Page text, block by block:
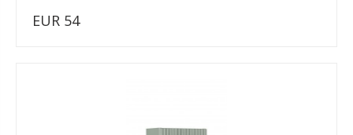
EUR 54